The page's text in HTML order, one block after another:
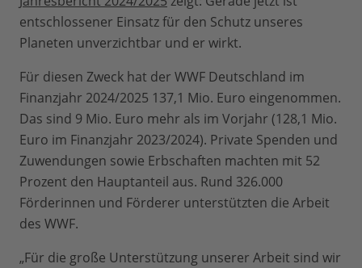
entschlossener Einsatz für den Schutz unseres
Planeten unverzichtbar und er wirkt.
Für diesen Zweck hat der WWF Deutschland im
Finanzjahr 2024/2025 137,1 Mio. Euro eingenommen.
Das sind 9 Mio. Euro mehr als im Vorjahr (128,1 Mio.
Euro im Finanzjahr 2023/2024). Private Spenden und
Zuwendungen sowie Erbschaften machten mit 52
Prozent den Hauptanteil aus. Rund 326.000
Förderinnen und Förderer unterstützten die Arbeit
des WWF.
„Für die große Unterstützung unserer Arbeit sind wir